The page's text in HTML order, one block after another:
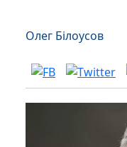
Олег Білоусов